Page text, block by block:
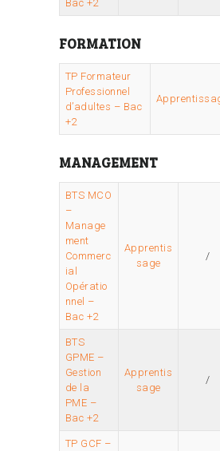
Bac +2
FORMATION
TP Formateur
Professionnel
d’adultes – Bac
+2
MANAGEMENT
BTS MCO
–
Manage
ment
Commerc
ial
Opératio
nnel –
Bac +2
Apprentis
sage
/
BTS
GPME –
Gestion
de la
PME –
Bac +2
Apprentis
sage
/
TP GCF –